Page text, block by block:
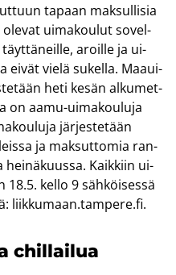
ta­paan mak­sul­li­sia
ole­vat ui­ma­kou­lut so­vel­
aroil­le ja ui­
eivät vielä su­kel­la. Maa­ui­
heti kesän al­ku­met­
on aamu-​uimakouluja
jär­jes­te­tään
ja mak­sut­to­mia ran­
Kaik­kiin ui­
kello 9 säh­köi­ses­sä
liik­ku­maan.tam­pe­re.fi.
chil­lai­lua